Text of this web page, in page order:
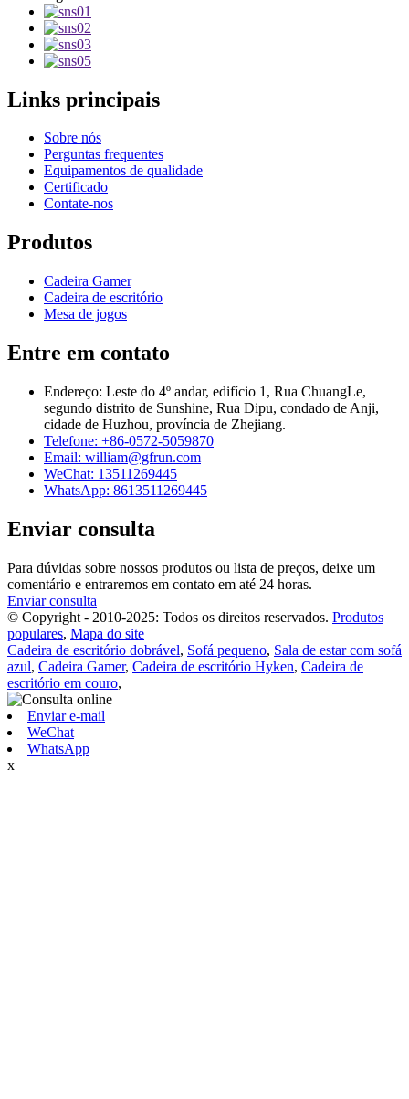
Links principais
Sobre nós
Perguntas frequentes
Equipamentos de qualidade
Certificado
Contate-nos
Produtos
Cadeira Gamer
Cadeira de escritório
Mesa de jogos
Entre em contato
Endereço: Leste do 4º andar, edifício 1, Rua ChuangLe,
segundo distrito de Sunshine, Rua Dipu, condado de Anji,
cidade de Huzhou, província de Zhejiang.
Telefone: +86-0572-5059870
Email: william@gfrun.com
WeChat: 13511269445
WhatsApp: 8613511269445
Enviar consulta
Para dúvidas sobre nossos produtos ou lista de preços, deixe um
comentário e entraremos em contato em até 24 horas.
Enviar consulta
© Copyright - 2010-2025: Todos os direitos reservados. Produtos
populares, Mapa do site
Cadeira de escritório dobrável, Sofá pequeno, Sala de estar com sofá
azul, Cadeira Gamer, Cadeira de escritório Hyken, Cadeira de
escritório em couro,
Enviar e-mail
WeChat
WhatsApp
x